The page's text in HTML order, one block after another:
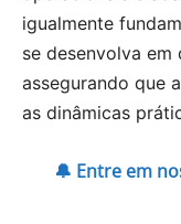
igualmente
se desenvolva
assegurando que
as dinâmicas
🔔 Entre em